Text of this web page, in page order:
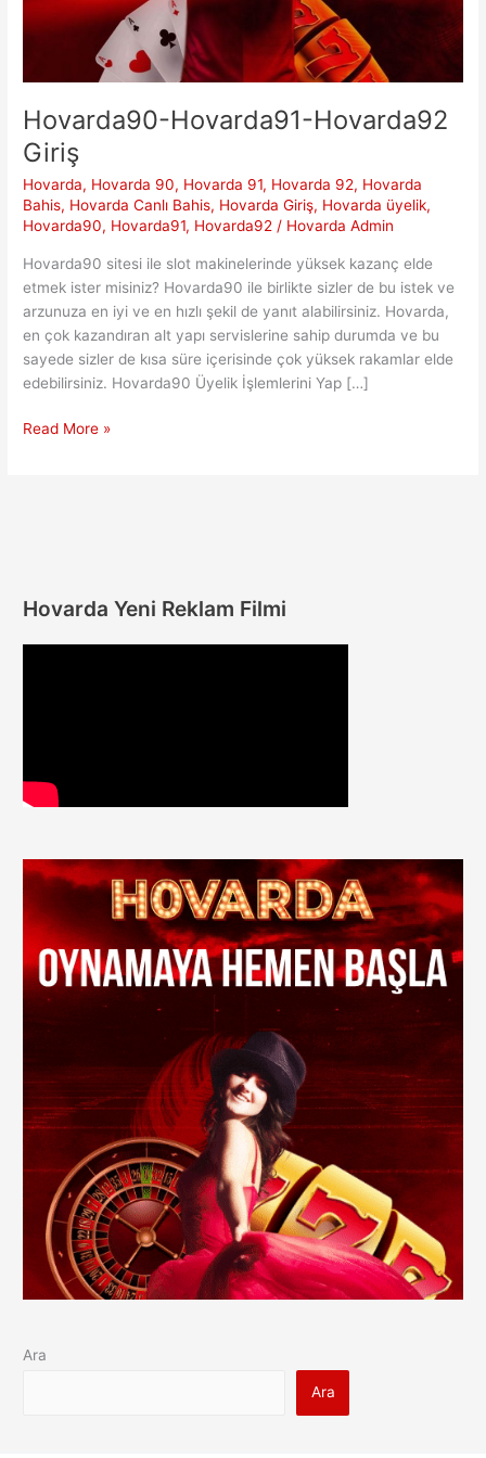
Hovarda90-Hovarda91-Hovarda92
Giriş
Hovarda, Hovarda 90, Hovarda 91, Hovarda 92, Hovarda
Bahis, Hovarda Canlı Bahis, Hovarda Giriş, Hovarda üyelik,
Hovarda90, Hovarda91, Hovarda92 / Hovarda Admin
Hovarda90 sitesi ile slot makinelerinde yüksek kazanç elde
etmek ister misiniz? Hovarda90 ile birlikte sizler de bu istek ve
arzunuza en iyi ve en hızlı şekil de yanıt alabilirsiniz. Hovarda,
en çok kazandıran alt yapı servislerine sahip durumda ve bu
sayede sizler de kısa süre içerisinde çok yüksek rakamlar elde
edebilirsiniz. Hovarda90 Üyelik İşlemlerini Yap […]
Hovarda90-
Read More »
Hovarda Yeni Reklam Filmi
Ara
Ara